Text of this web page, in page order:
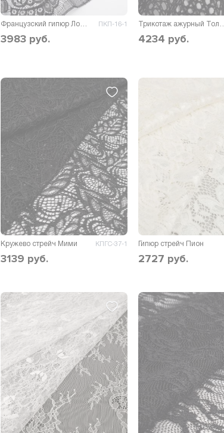
ПКП-16-1
3983 руб. 4234 руб.
Кружево стрейч Мими КПГС-37-1
3139 руб.
Гипюр стрейч Пион
2727 руб.